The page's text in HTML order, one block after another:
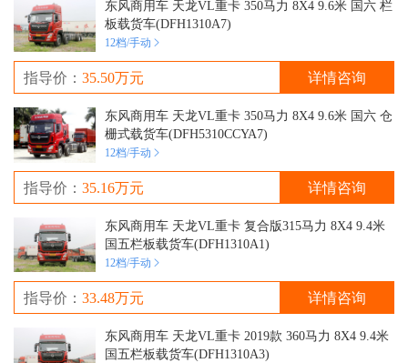
东风商用车 天龙VL重卡 350马力 8X4 9.6米 国六 栏
板载货车(DFH1310A7)
12档/手动
指导价： 35.50万元 详情咨询
东风商用车 天龙VL重卡 350马力 8X4 9.6米 国六 仓
栅式载货车(DFH5310CCYA7)
12档/手动
指导价： 35.16万元 详情咨询
东风商用车 天龙VL重卡 复合版315马力 8X4 9.4米
国五栏板载货车(DFH1310A1)
12档/手动
指导价： 33.48万元 详情咨询
东风商用车 天龙VL重卡 2019款 360马力 8X4 9.4米
国五栏板载货车(DFH1310A3)